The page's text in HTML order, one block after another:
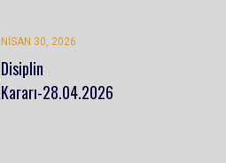
NISAN 30, 2026
Disiplin
Kararı-28.04.2026